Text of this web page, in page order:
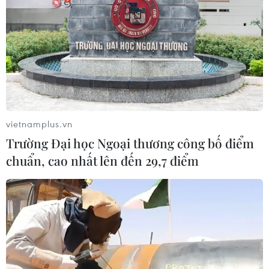
và được các ngư dân trên tàu cá QNa 90444 TS đưa
vào Đảo Song Tử Tây cấp cứu ngày 30/11.
vietnamplus.vn
Trường Đại học Ngoại thương công bố điểm
chuẩn, cao nhất lên đến 29,7 điểm